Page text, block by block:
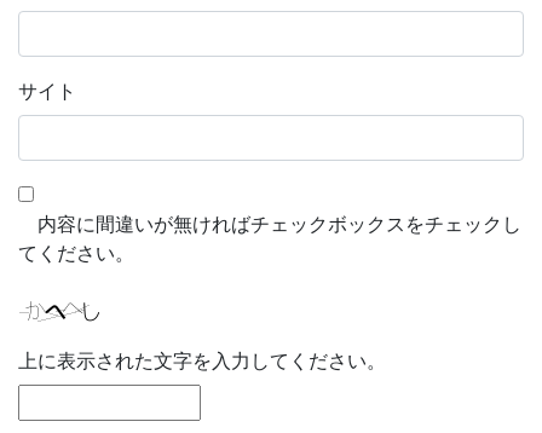
サイト
内容に間違いが無ければチェックボックスをチェックし
てください。
上に表示された文字を入力してください。